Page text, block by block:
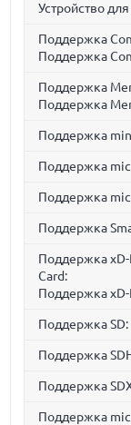
Устройство
Поддержка
Поддержка
Поддержка
Поддержка
Поддержка
Поддержка
Поддержка
Поддержка
Поддержка
Card:
Поддержка
Поддержка SD:
Поддержка
Поддержка
Поддержка